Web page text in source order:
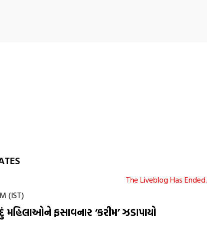
The Liveblog Has Ended.
(IST)
મહિલાઓને ફસાવનાર ‘કરીમ’ ઝડાપાયો